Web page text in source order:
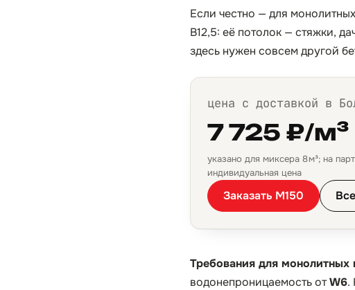
Если честно — для
B12,5: её потолок — стяжки,
здесь нужен совсем другой
цена с доставкой в
7 725 ₽/м³
указано для миксера 8 м³; на
индивидуальная цена
Заказать М150
Требования для монолитных
водонепроницаемость отW6.